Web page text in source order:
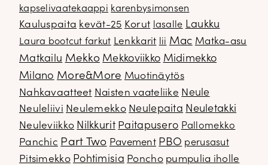
kapselivaatekaappi karenbysimonsen
Kauluspaita kevät-25 Korut lasalle Laukku
Laura bootcut farkut Lenkkarit lii Mac Matka-asu
Matkailu Mekko Mekkoviikko Midimekko
Milano More&More Muotinäytös
Nahkavaatteet Naisten vaateliike Neule
Neuleliivi Neulemekko Neulepaita Neuletakki
Neuleviikko Nilkkurit Paitapusero Pallomekko
Panchic Part Two Pavement PBO perusasut
Pitsimekko Pohtimisia Poncho pumpulia iholle